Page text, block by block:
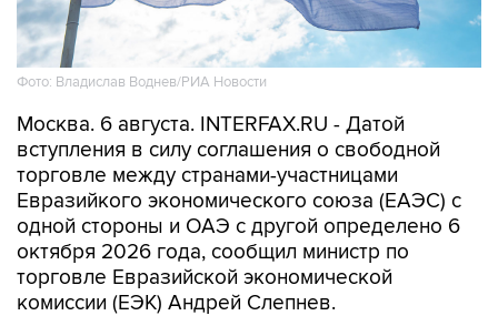
Фото: Владислав Воднев/РИА Новости
Москва. 6 августа. INTERFAX.RU - Датой
вступления в силу соглашения о свободной
торговле между странами-участницами
Евразийкого экономического союза (ЕАЭС) с
одной стороны и ОАЭ с другой определено 6
октября 2026 года, сообщил министр по
торговле Евразийской экономической
комиссии (ЕЭК) Андрей Слепнев.